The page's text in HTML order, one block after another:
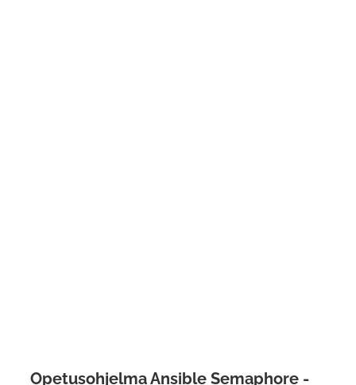
Opetusohjelma Ansible Semaphore -